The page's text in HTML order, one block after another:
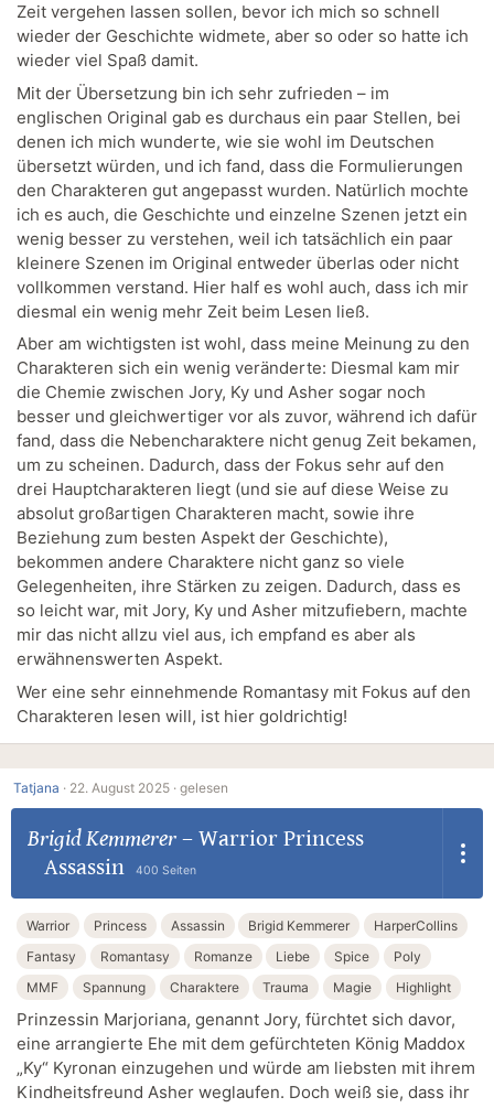
Zeit vergehen lassen sollen, bevor ich mich so schnell
wieder der Geschichte widmete, aber so oder so hatte ich
wieder viel Spaß damit.
Mit der Übersetzung bin ich sehr zufrieden – im
englischen Original gab es durchaus ein paar Stellen, bei
denen ich mich wunderte, wie sie wohl im Deutschen
übersetzt würden, und ich fand, dass die Formulierungen
den Charakteren gut angepasst wurden. Natürlich mochte
ich es auch, die Geschichte und einzelne Szenen jetzt ein
wenig besser zu verstehen, weil ich tatsächlich ein paar
kleinere Szenen im Original entweder überlas oder nicht
vollkommen verstand. Hier half es wohl auch, dass ich mir
diesmal ein wenig mehr Zeit beim Lesen ließ.
Aber am wichtigsten ist wohl, dass meine Meinung zu den
Charakteren sich ein wenig veränderte: Diesmal kam mir
die Chemie zwischen Jory, Ky und Asher sogar noch
besser und gleichwertiger vor als zuvor, während ich dafür
fand, dass die Nebencharaktere nicht genug Zeit bekamen,
um zu scheinen. Dadurch, dass der Fokus sehr auf den
drei Hauptcharakteren liegt (und sie auf diese Weise zu
absolut großartigen Charakteren macht, sowie ihre
Beziehung zum besten Aspekt der Geschichte),
bekommen andere Charaktere nicht ganz so viele
Gelegenheiten, ihre Stärken zu zeigen. Dadurch, dass es
so leicht war, mit Jory, Ky und Asher mitzufiebern, machte
mir das nicht allzu viel aus, ich empfand es aber als
erwähnenswerten Aspekt.
Wer eine sehr einnehmende Romantasy mit Fokus auf den
Charakteren lesen will, ist hier goldrichtig!
Tatjana · 22. August 2025 · gelesen
Brigid Kemmerer– Warrior Princess
Assassin
400 Seiten
Warrior Princess Assassin Brigid Kemmerer
HarperCollins
Fantasy
Romantasy Romanze Liebe Spice
Poly
MMF
Spannung Charaktere Trauma Magie Highlight
Prinzessin Marjoriana, genannt Jory, fürchtet sich davor,
eine arrangierte Ehe mit dem gefürchteten König Maddox
„Ky“ Kyronan einzugehen und würde am liebsten mit ihrem
Kindheitsfreund Asher weglaufen. Doch weiß sie, dass ihr